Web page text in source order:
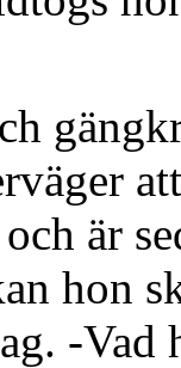
är
hon
-Vad